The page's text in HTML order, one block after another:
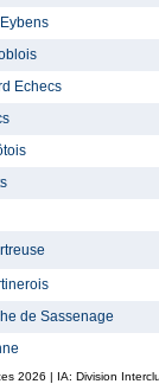
Echecs
de Sassenage
2026 | IA: Division